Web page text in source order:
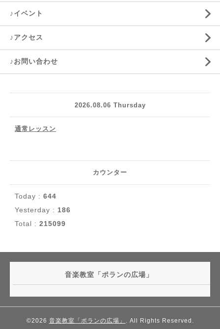
♪イベント
♪アクセス
♪お問い合わせ
2026.08.06 Thursday
通常レッスン
カウンター
Today : 644
Yesterday : 186
Total : 215099
音楽教室「ポランの広場」
©2026 音楽教室「ポランの広場」 . All Rights Reserved.